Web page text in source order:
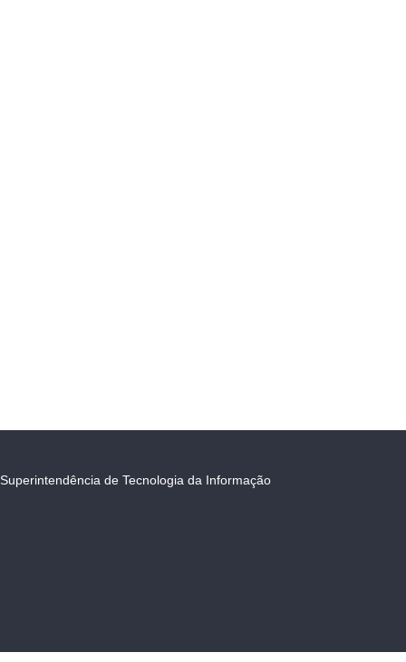
Superintendência de Tecnologia da Informação